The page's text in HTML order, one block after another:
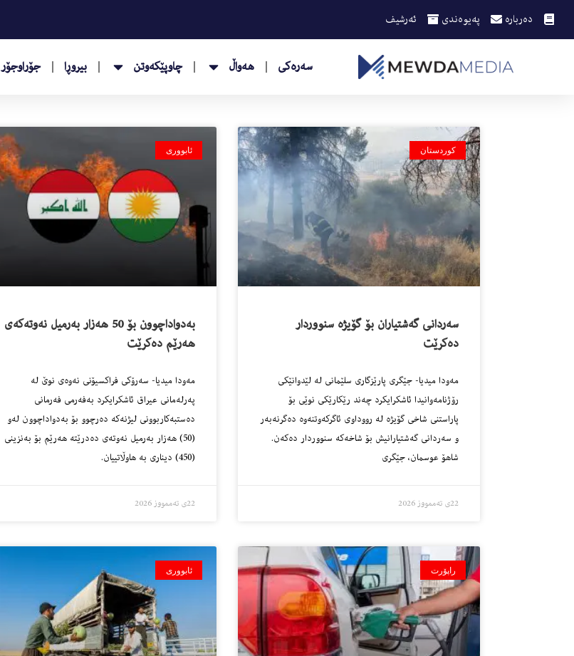
دەربارە پەیوەندی ئەرشیف
سەرەکی هەواڵ چاوپێکەوتن بیروڕا جۆراوجۆر
کوردستان
سەردانی گەشتیاران بۆ گۆیژە سنووردار
دەکرێت
مەودا میدیا- جێگری پارێزگاری سلێمانی لە لێدوانێکی
رۆژنامەوانیدا ئاشکرایکرد چەند رێکارێکی نوێی بۆ
پاراستنی شاخی گۆیژە لە رووداوی ئاگرکەوتنەوە دەگرنەبەر
و سەردانی گەشتیارانیش بۆ شاخەکە سنووردار دەکەن.
شاهۆ عوسمان، جێگری
22ی تەممووز 2026
ئابووری
بەدواداچوون بۆ 50 هەزار بەرمیل نەوتەکەی
هەرێم دەکرێت
مەودا میدیا- سەرۆکی فراکسیۆنی نەوەی نوێ لە
پەرلەمانی عیراق ئاشکرایکرد بەفەرمی فەرمانی
دەستبەکاربوونی لیژنەکە دەرچوو بۆ بەدواداچوون لەو
(50) هەزار بەرمیل نەوتەی دەدرێتە هەرێم بۆ بەنزینی
(450) دیناری بە هاوڵاتییان.
22ی تەممووز 2026
راپۆرت ئابووری